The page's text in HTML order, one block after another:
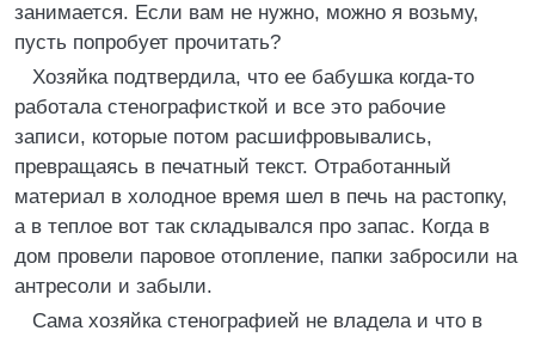
занимается. Если вам не нужно, можно я возьму,
пусть попробует прочитать?
Хозяйка подтвердила, что ее бабушка когда-то
работала стенографисткой и все это рабочие
записи, которые потом расшифровывались,
превращаясь в печатный текст. Отработанный
материал в холодное время шел в печь на растопку,
а в теплое вот так складывался про запас. Когда в
дом провели паровое отопление, папки забросили на
антресоли и забыли.
Сама хозяйка стенографией не владела и что в